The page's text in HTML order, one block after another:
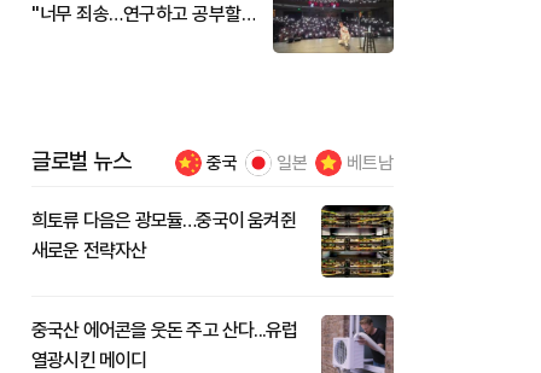
"너무 죄송…연구하고 공부할
글로벌 뉴스 중국 일본 베트남
희토류 다음은 광모듈…중국이 움켜쥔
새로운 전략자산
중국산 에어콘을 웃돈 주고 산다...유럽
열광시킨 메이디